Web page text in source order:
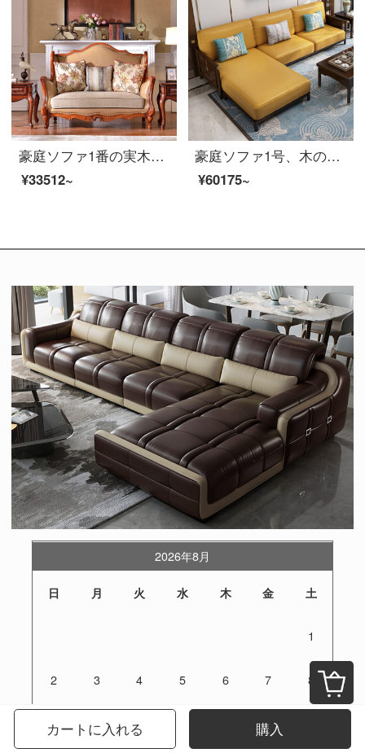
豪庭ソファ1番の実木ソファアメリカ式ソファ桃の芯の大きさと部屋型の皮のソファー123セットの簡単なソファーのリビングルームの逸品家具H 42〓二人分のバラの金
¥33512~
豪庭ソファ1号、木のソファ、新しい中国式ソファ、中小型のソファ、角布芸ソファ1+2+3セットの簡単なリビングルームの逸品家具503〓【布芸クッション】ペア+貴妃位胡桃色
¥60175~
カートに入れる 購入
2026年8月
日 月 火 水 木 金 土
1
2 3 4 5 6 7 8
9 10 11 14